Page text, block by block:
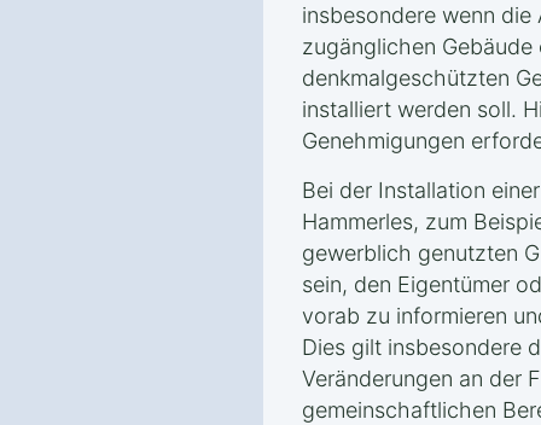
insbesondere wenn
zugänglichen Gebäude
denkmalgeschützten
installiert werden soll.
Genehmigungen
Bei der Installation
Hammerles, zum
gewerblich genutzten
sein, den Eigentümer
vorab zu informieren
Dies gilt insbesondere
Veränderungen an der
gemeinschaftlichen